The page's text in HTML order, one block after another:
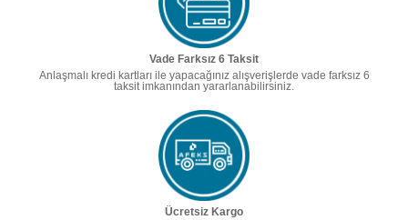
Vade Farksız 6 Taksit
Anlaşmalı kredi kartları ile yapacağınız alışverişlerde vade farksız 6
taksit imkanından yararlanabilirsiniz.
Ücretsiz Kargo